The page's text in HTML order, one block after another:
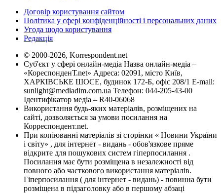
Договір користування сайтом
Політика у сфері конфіденційності і персональних даних
Угода щодо користування
Редакція
© 2000-2026, Korrespondent.net
Суб'єкт у сфері онлайн-медіа Назва онлайн-медіа –
«КореспонденТ.net» Адреса: 02091, місто Київ,
ХАРКІВСЬКЕ ШОСЕ, будинок 172-Б, офіс 208/1 E-mail:
sunlight@mediadim.com.ua Телефон: 044-205-43-00
Ідентифікатор медіа – R40-06068
Використання будь-яких матеріалів, розміщених на
сайті, дозволяється за умови посилання на
Корреспондент.net.
При копіюванні матеріалів зі сторінки « Новини України
і світу» , для інтернет - видань - обов'язкове пряме
відкрите для пошукових систем гіперпосилання .
Посилання має бути розміщена в незалежності від
повного або часткового використання матеріалів.
Гіперпосилання ( для інтернет - видань) - повинна бути
розміщена в підзаголовку або в першому абзаці